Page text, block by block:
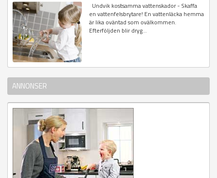
Undvik kostsamma vattenskador - Skaffa
en vattenfelsbrytare! En vattenläcka hemma
är lika oväntad som ovälkommen.
Efterföljden blir dryg...
ANNONSER